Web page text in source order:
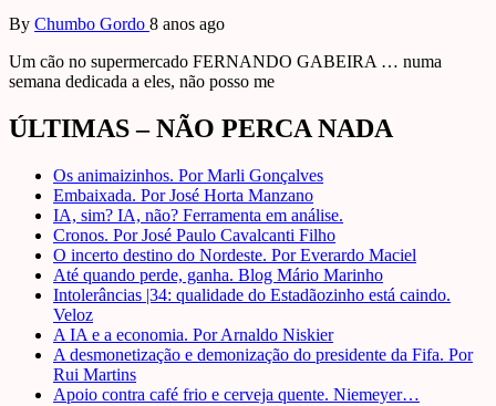
By Chumbo Gordo 8 anos ago
Um cão no supermercado FERNANDO GABEIRA … numa
semana dedicada a eles, não posso me
ÚLTIMAS – NÃO PERCA NADA
Os animaizinhos. Por Marli Gonçalves
Embaixada. Por José Horta Manzano
IA, sim? IA, não? Ferramenta em análise.
Cronos. Por José Paulo Cavalcanti Filho
O incerto destino do Nordeste. Por Everardo Maciel
Até quando perde, ganha. Blog Mário Marinho
Intolerâncias |34: qualidade do Estadãozinho está caindo.
Veloz
A IA e a economia. Por Arnaldo Niskier
A desmonetização e demonização do presidente da Fifa. Por
Rui Martins
Apoio contra café frio e cerveja quente. Niemeyer…